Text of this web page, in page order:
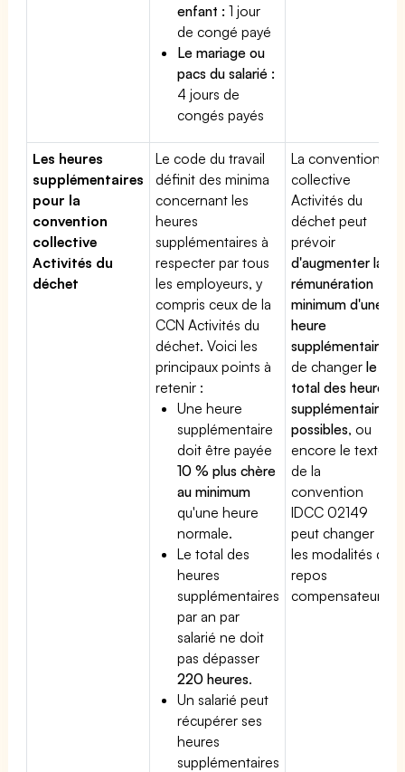
enfant : 1 jour
de congé payé
Le mariage ou
pacs du salarié :
4 jours de
congés payés
Les heures
supplémentaires
pour la
convention
collective
Activités du
déchet
Le code du travail
définit des minima
concernant les
heures
supplémentaires à
respecter par tous
les employeurs, y
compris ceux de la
CCN Activités du
déchet. Voici les
principaux points à
retenir :
Une heure
supplémentaire
doit être payée
10 % plus chère
au minimum
qu'une heure
normale.
Le total des
heures
supplémentaires
par an par
salarié ne doit
pas dépasser
220 heures.
Un salarié peut
récupérer ses
heures
supplémentaires
La convention
collective
Activités du
déchet peut
prévoir
d'augmenter la
rémunération
minimum d'une
heure
supplémentaire
de changerle
total des heures
supplémentaires
possibles, ou
encore le texte
de la
convention
IDCC 02149
peut changer
les modalités du
repos
compensateur.